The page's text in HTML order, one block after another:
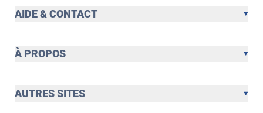
AIDE & CONTACT
À PROPOS
AUTRES SITES